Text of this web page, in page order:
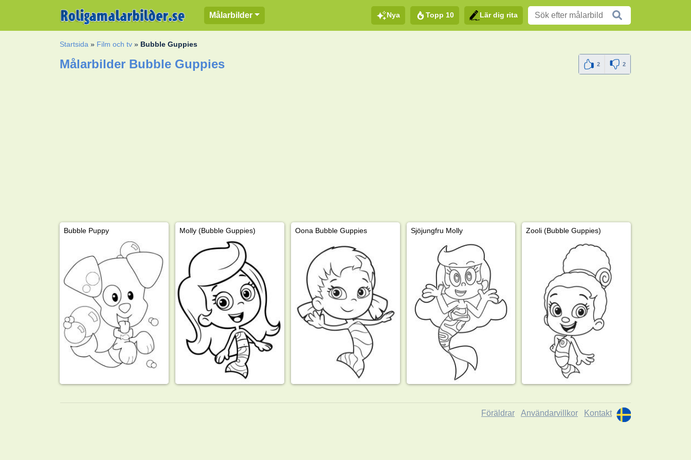
Målarbilder Nya Topp 10 Lär dig rita
Startsida » Film och tv » Bubble Guppies
Målarbilder Bubble Guppies 2 2
Bubble Puppy Molly (Bubble Guppies) Oona Bubble Guppies Sjöjungfru Molly Zooli (Bubble Guppies)
Föräldrar Användarvillkor Kontakt